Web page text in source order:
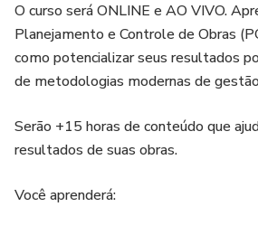
O curso será ONLINE e AO VIVO.
Planejamento e Controle de Obras
como potencializar seus resultados
de metodologias modernas de
Serão +15 horas de conteúdo que
resultados de suas obras.
Você aprenderá: